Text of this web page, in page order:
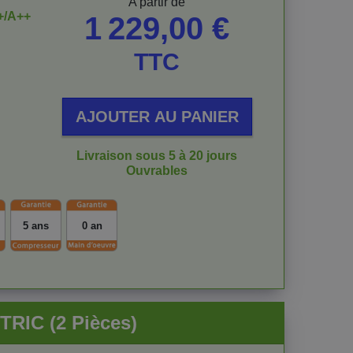
A++ 1 229,00 €
TTC
AJOUTER AU PANIER
Livraison sous 5 à 20 jours
Ouvrables
5 ans 0 an
(2 Pièces)